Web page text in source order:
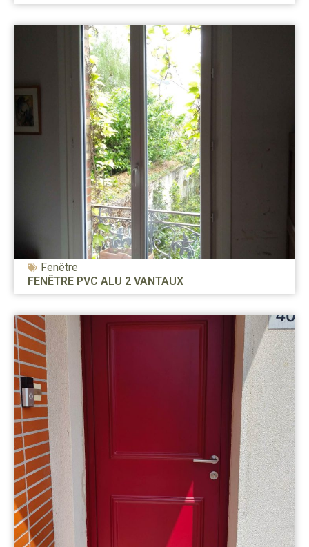
Fenêtre
FENÊTRE PVC ALU 2 VANTAUX